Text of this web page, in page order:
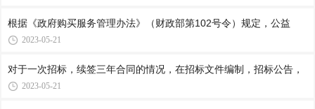
根据《政府购买服务管理办法》（财政部第102号令）规定，公益
2023-05-21
对于一次招标，续签三年合同的情况，在招标文件编制，招标公告，
2023-05-21